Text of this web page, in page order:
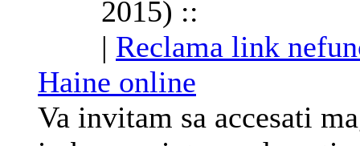
2015) ::
| Reclama link
Haine online
Va invitam sa accesati